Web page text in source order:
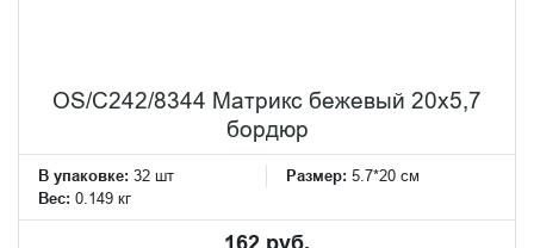
OS/C242/8344 Матрикс бежевый 20х5,7
бордюр
В упаковке: 32 шт Размер: 5.7*20 см
Вес: 0.149 кг
162 руб.